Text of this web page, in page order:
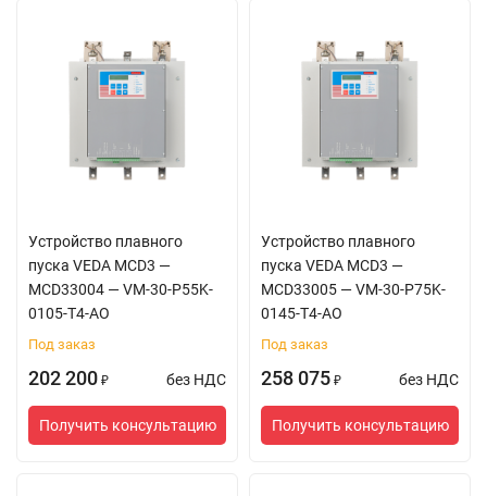
Устройство плавного
пуска VEDA MCD3 —
MCD33004 — VM-30-P55K-
0105-T4-AO
Под заказ
202 200 ₽ без НДС
Получить консультацию
Устройство плавного
пуска VEDA MCD3 —
MCD33005 — VM-30-P75K-
0145-T4-AO
Под заказ
258 075 ₽ без НДС
Получить консультацию